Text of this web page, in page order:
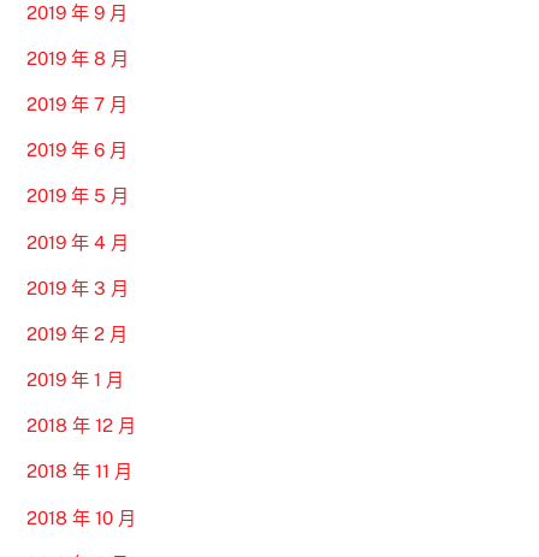
2019 年 9 月
2019 年 8 月
2019 年 7 月
2019 年 6 月
2019 年 5 月
2019 年 4 月
2019 年 3 月
2019 年 2 月
2019 年 1 月
2018 年 12 月
2018 年 11 月
2018 年 10 月